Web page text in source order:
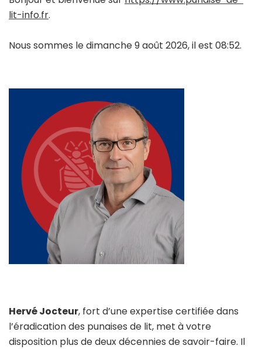
lit-info.fr.
Nous sommes le dimanche 9 août 2026, il est 08:52.
Hervé Jocteur, fort d’une expertise certifiée dans
l’éradication des punaises de lit, met à votre
disposition plus de deux décennies de savoir-faire. Il